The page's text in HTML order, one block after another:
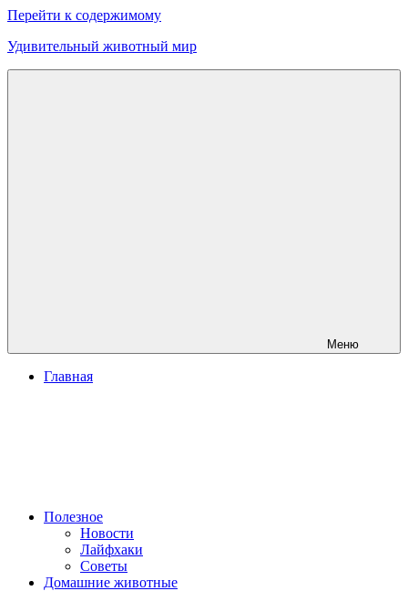
Перейти к содержимому
Удивительный животный мир
Меню
Главная
Полезное
Новости
Лайфхаки
Советы
Домашние животные